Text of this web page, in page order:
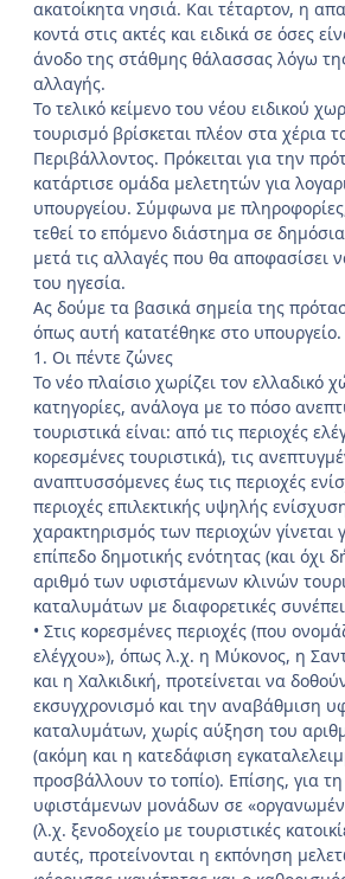
ακατοίκητα νησιά. Και τέταρτον, η
κοντά στις ακτές και ειδικά σε όσες
άνοδο της στάθμης θάλασσας λόγω
αλλαγής.
Το τελικό κείμενο του νέου ειδικού
τουρισμό βρίσκεται πλέον στα χέρια
Περιβάλλοντος. Πρόκειται για την
κατάρτισε ομάδα μελετητών για
υπουργείου. Σύμφωνα με
τεθεί το επόμενο διάστημα σε
μετά τις αλλαγές που θα αποφασίσει
του ηγεσία.
Ας δούμε τα βασικά σημεία της
όπως αυτή κατατέθηκε στο υπουργείο.
1. Οι πέντε ζώνες
Το νέο πλαίσιο χωρίζει τον ελλαδικό
κατηγορίες, ανάλογα με το πόσο
τουριστικά είναι: από τις περιοχές
κορεσμένες τουριστικά), τις
αναπτυσσόμενες έως τις περιοχές
περιοχές επιλεκτικής υψηλής
χαρακτηρισμός των περιοχών
επίπεδο δημοτικής ενότητας (και όχι
αριθμό των υφιστάμενων κλινών
καταλυμάτων με διαφορετικές
• Στις κορεσμένες περιοχές (που
ελέγχου»), όπως λ.χ. η Μύκονος, η
και η Χαλκιδική, προτείνεται να
εκσυγχρονισμό και την αναβάθμιση
καταλυμάτων, χωρίς αύξηση του
(ακόμη και η κατεδάφιση
προσβάλλουν το τοπίο). Επίσης, για
υφιστάμενων μονάδων σε
(λ.χ. ξενοδοχείο με τουριστικές
αυτές, προτείνονται η εκπόνηση